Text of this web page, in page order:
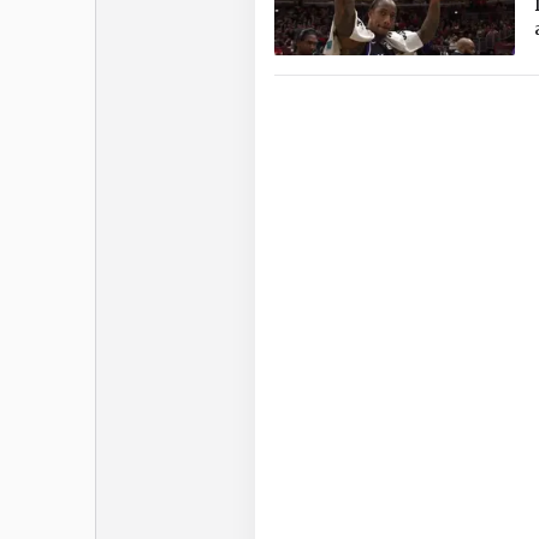
développé. Plus de
qu’il commence à
points gagne en
défenseur. Mais cela